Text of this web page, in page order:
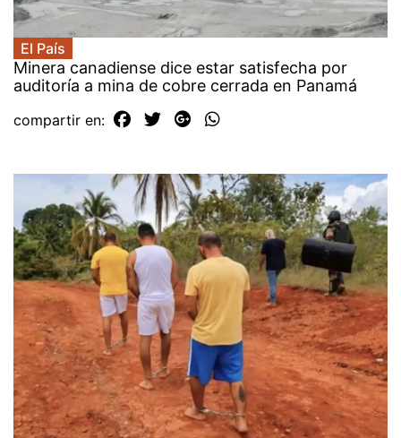
El País
Minera canadiense dice estar satisfecha por
auditoría a mina de cobre cerrada en Panamá
compartir en: